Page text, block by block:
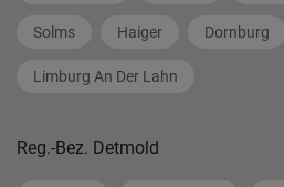
Solms Haiger Dornburg
Limburg An Der Lahn
Reg.-Bez. Detmold